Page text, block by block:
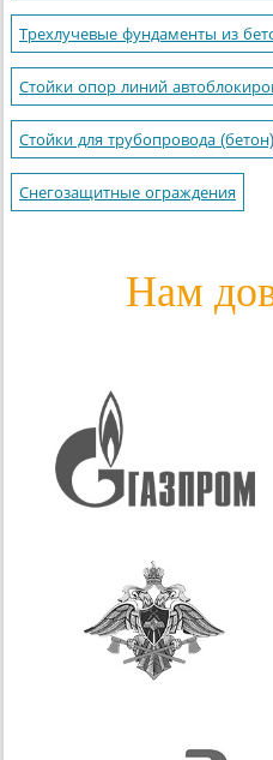
Трехлучевые фундаменты из
Стойки опор линий
Стойки для трубопровода (бетон)
Снегозащитные ограждения
Нам